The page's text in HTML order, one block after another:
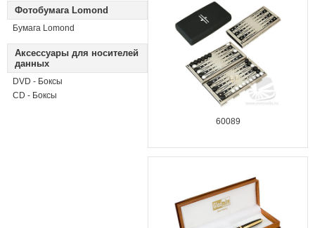
Фотобумага Lomond
Бумага Lomond
Аксессуары для носителей
данных
DVD - Боксы
CD - Боксы
60089